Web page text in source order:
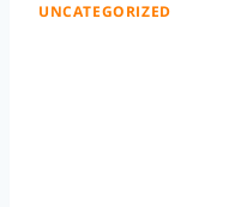
UNCATEGORIZED